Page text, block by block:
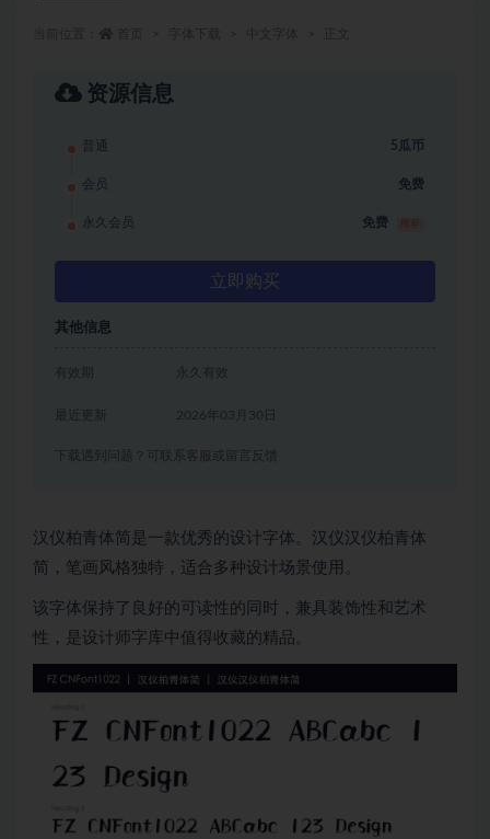
资源信息
普通 5瓜币
会员 免费
永久会员 免费
立即购买
其他信息
有效期 永久有效
2026年03月30日
下载遇到问题？可联系客服或留言反馈
汉仪柏青体简是一款优秀的设计字体。汉仪汉仪柏青体
简，笔画风格独特，适合多种设计场景使用。
该字体保持了良好的可读性的同时，兼具装饰性和艺术
性，是设计师字库中值得收藏的精品。